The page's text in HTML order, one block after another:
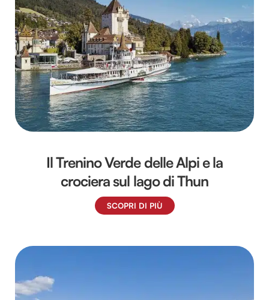
Il Trenino Verde delle Alpi e la
crociera sul lago di Thun
SCOPRI DI PIÙ